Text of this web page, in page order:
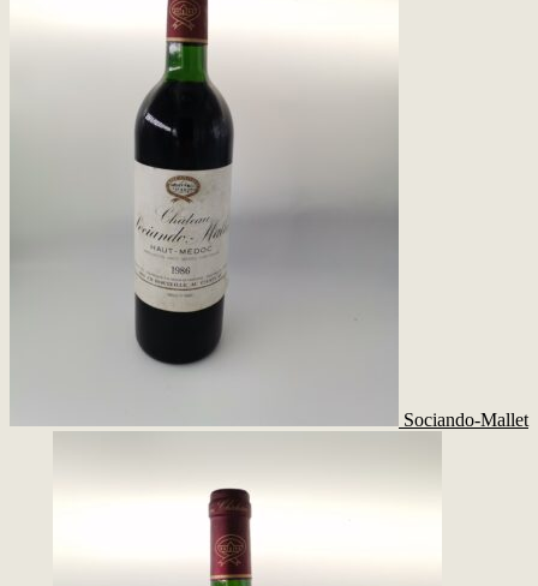
Sociando-Mallet